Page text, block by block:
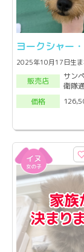
ヨークシャー
2025年10月17日生
販売店
サン
衛隊
価格